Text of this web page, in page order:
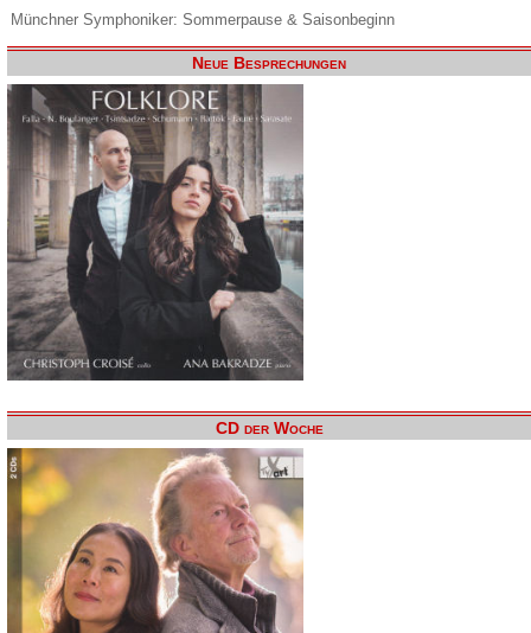
Münchner Symphoniker: Sommerpause & Saisonbeginn
Neue Besprechungen
CD der Woche